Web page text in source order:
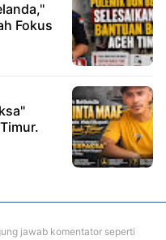
Fokus
jawab komentator seperti